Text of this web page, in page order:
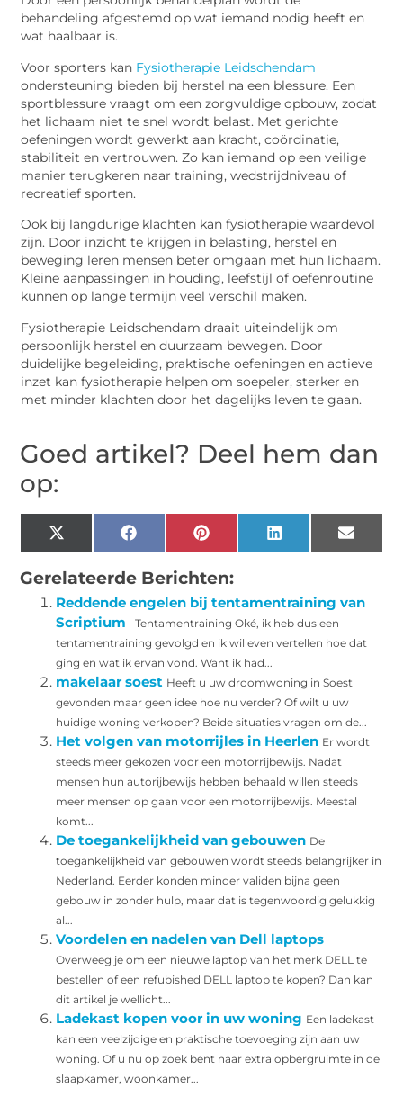
behandeling afgestemd op wat iemand nodig heeft en
wat haalbaar is.
Voor sporters kan Fysiotherapie Leidschendam
ondersteuning bieden bij herstel na een blessure. Een
sportblessure vraagt om een zorgvuldige opbouw, zodat
het lichaam niet te snel wordt belast. Met gerichte
oefeningen wordt gewerkt aan kracht, coördinatie,
stabiliteit en vertrouwen. Zo kan iemand op een veilige
manier terugkeren naar training, wedstrijdniveau of
recreatief sporten.
Ook bij langdurige klachten kan fysiotherapie waardevol
zijn. Door inzicht te krijgen in belasting, herstel en
beweging leren mensen beter omgaan met hun lichaam.
Kleine aanpassingen in houding, leefstijl of oefenroutine
kunnen op lange termijn veel verschil maken.
Fysiotherapie Leidschendam draait uiteindelijk om
persoonlijk herstel en duurzaam bewegen. Door
duidelijke begeleiding, praktische oefeningen en actieve
inzet kan fysiotherapie helpen om soepeler, sterker en
met minder klachten door het dagelijks leven te gaan.
Goed artikel? Deel hem dan
op:
X
(Twitter)
Facebook Pinterest LinkedIn Email
Gerelateerde Berichten:
Reddende engelen bij tentamentraining van
Scriptium
Tentamentraining Oké, ik heb dus een
tentamentraining gevolgd en ik wil even vertellen hoe dat
ging en wat ik ervan vond. Want ik had...
makelaar soest Heeft u uw droomwoning in Soest
gevonden maar geen idee hoe nu verder? Of wilt u uw
huidige woning verkopen? Beide situaties vragen om de...
Het volgen van motorrijles in Heerlen Er wordt
steeds meer gekozen voor een motorrijbewijs. Nadat
mensen hun autorijbewijs hebben behaald willen steeds
meer mensen op gaan voor een motorrijbewijs. Meestal
komt...
De toegankelijkheid van gebouwen De
toegankelijkheid van gebouwen wordt steeds belangrijker in
Nederland. Eerder konden minder validen bijna geen
gebouw in zonder hulp, maar dat is tegenwoordig gelukkig
al...
Voordelen en nadelen van Dell laptops
Overweeg je om een nieuwe laptop van het merk DELL te
bestellen of een refubished DELL laptop te kopen? Dan kan
dit artikel je wellicht...
Ladekast kopen voor in uw woning Een ladekast
kan een veelzijdige en praktische toevoeging zijn aan uw
woning. Of u nu op zoek bent naar extra opbergruimte in de
slaapkamer, woonkamer...